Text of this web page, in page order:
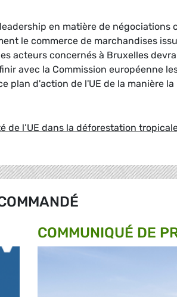
en matière de négociations
le commerce de marchandises
acteurs concernés à Bruxelles
avec la Commission européenne
plan d'action de l'UE de la manière
de l’UE dans la déforestation
COMMUNIQUÉ DE